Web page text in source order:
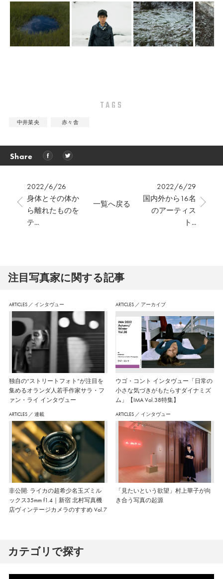
TAGS
中井菜央 赤々舎
Share
2022/6/26
身体とその体か
ら離れたものを
テ...
2022/6/29
国内外から16名
のアーティス
ト...
一覧へ戻る
注⽬写真家に関する記事
ARTICLES ／ インタヴュー
独自の“ストリートフォト”が注目を
集めるオランダ人若手作家サラ・フ
ァン・ライ インタヴュー
ARTICLES ／ アーカイブ
ウゴ・コント インタヴュー「日常の
小さな気づきがもたらすダイナミズ
ム」【IMA Vol.38特集】
ARTICLES ／ 連載
非公開: ライカの超希少名玉ズミル
ックス35mm f1.4｜新宿 北村写真機
店ヴィンテージカメラのすすめ Vol.7
ARTICLES ／ インタヴュー
「見たいという欲望」村上華子が向
き合う写真の起源
カテゴリで探す